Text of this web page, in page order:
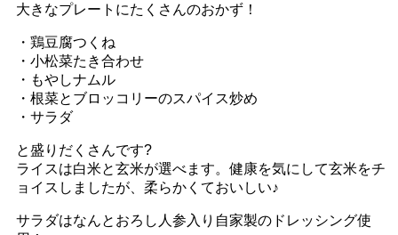
大きなプレートにたくさんのおかず！
・鶏豆腐つくね
・小松菜たき合わせ
・もやしナムル
・根菜とブロッコリーのスパイス炒め
・サラダ
と盛りだくさんです?
ライスは白米と玄米が選べます。健康を気にして玄米をチ
ョイスしましたが、柔らかくておいしい♪
サラダはなんとおろし人参入り自家製のドレッシング使